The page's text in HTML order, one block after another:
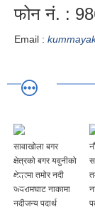
फोन नं. :
Email :
सावाखोला बगर
क्षेत्रको बगर यवुनीको
क्षेत्रमा तमोर नदी
जयरामघाट नाकामा
नदीजन्य पदार्थ